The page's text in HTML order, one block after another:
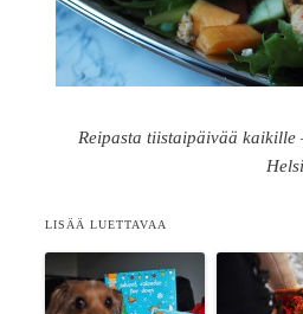
Reipasta tiistaipäivää
LISÄÄ LUETTAVAA